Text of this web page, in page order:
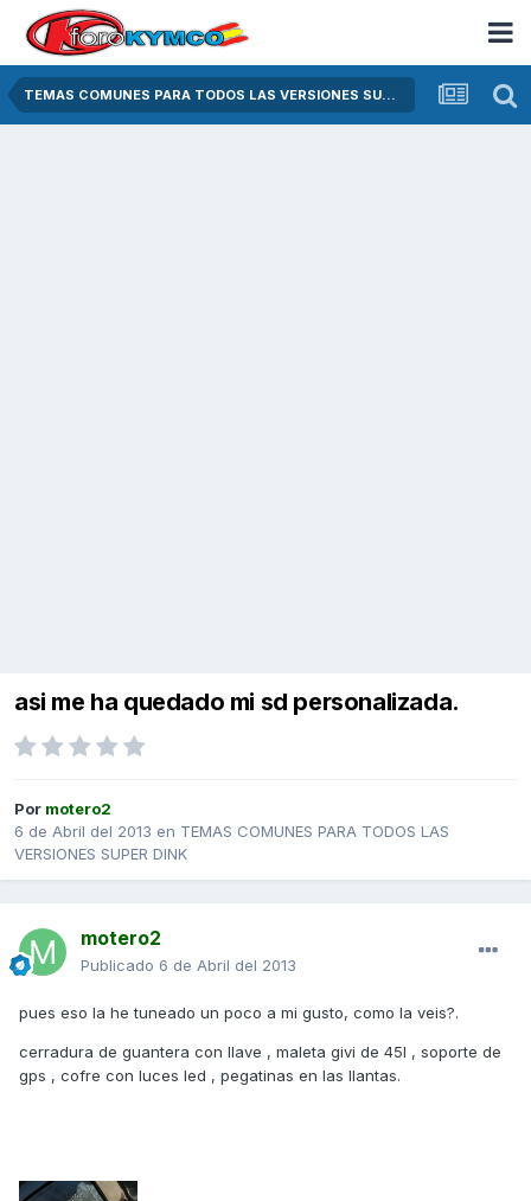
TEMAS COMUNES PARA TODOS LAS VERSIONES SUPER DINK
asi me ha quedado mi sd personalizada.
Por motero2
6 de Abril del 2013 en TEMAS COMUNES PARA TODOS LAS
VERSIONES SUPER DINK
motero2
Publicado 6 de Abril del 2013
pues eso la he tuneado un poco a mi gusto, como la veis?.
cerradura de guantera con llave , maleta givi de 45l , soporte de
gps , cofre con luces led , pegatinas en las llantas.